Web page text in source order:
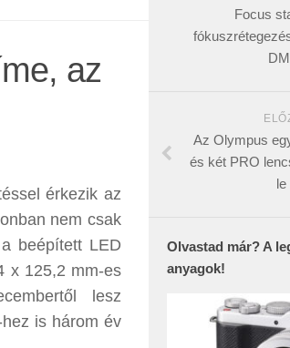
az
érkezik az
nem csak
beépített LED
x 125,2 mm-es
lesz
is három év
Focus
Az Olympus
és két PRO
le
Olvastad már? A
anyagok!